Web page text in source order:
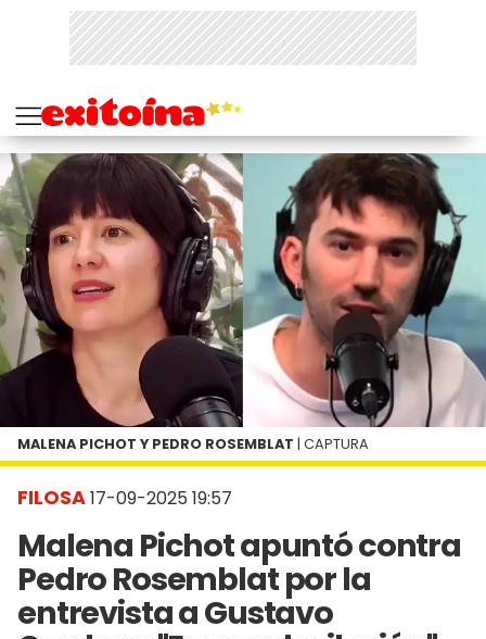
FILOSA17-09-2025 19:57
Malena Pichot apuntó contra
Pedro Rosemblat por la
entrevista a Gustavo
MALENA PICHOT Y PEDRO ROSEMBLAT | CAPTURA